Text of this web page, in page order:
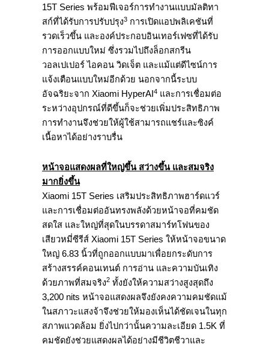
15T Series พร้อมฟีเจอร์การทำงานแบบมัลติทา
สก์ที่ได้รับการปรับปรุง3 การเปิดแอปพลิเคชันที่
รวดเร็วขึ้น และองค์ประกอบอินเทอร์เฟซที่ได้รับ
การออกแบบใหม่ ซึ่งรวมไปถึงล็อกสกรีน
วอลเปเปอร์ ไอคอน วิดเจ็ต และแม้แต่ดีไซน์การ
แจ้งเตือนแบบใหม่อีกด้วย นอกจากนี้ระบบ
อัจฉริยะจาก Xiaomi HyperAI4 และการเชื่อมต่อ
ระหว่างอุปกรณ์ที่ดีขึ้นก็จะช่วยเพิ่มประสิทธิภาพ
การทำงานจึงช่วยให้ผู้ใช้สามารถแชร์และซิงค์
เนื้อหาได้อย่างราบรื่น
หน้าจอแสดงผลที่ใหญ่ขึ้น สว่างขึ้น และสมจริง
มากยิ่งขึ้น
Xiaomi 15T Series เสริมประสิทธิภาพฮาร์ดแวร์
และการเชื่อมต่ออันทรงพลังด้วยหน้าจอที่คมชัด
สดใส และใหญ่ที่สุดในบรรดาสมาร์ทโฟนของ
เสียวหมี่ซีรีส์ Xiaomi 15T Series ให้หน้าจอขนาด
ใหญ่ 6.83 นิ้วที่ถูกออกแบบมาเพื่อยกระดับการ
สร้างสรรค์คอนเทนต์ การอ่าน และความบันเทิง
ด้วยภาพที่สมจริง2 ทั้งยังให้ความสว่างสูงสุดถึง
3,200 nits หน้าจอแสดงผลจึงยังคงความคมชัดแม้
ในสภาวะแสงจ้าจึงช่วยให้มองเห็นได้ชัดเจนในทุก
สภาพแวดล้อม ยิ่งไปกว่านั้นความละเอียด 1.5K ที่
คมชัดยังช่วยแสดงผลได้อย่างมีชีวิตชีวาและ